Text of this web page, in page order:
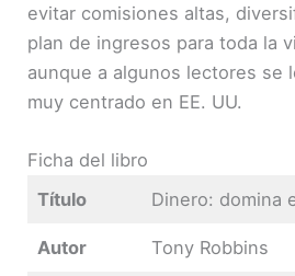
evitar comisiones altas,
plan de ingresos para toda la
aunque a algunos lectores se
muy centrado en EE. UU.
Ficha del libro
Título
Dinero: domina
Autor Tony Robbins